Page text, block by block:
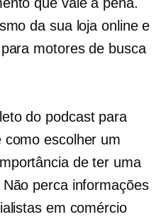
da sua loja online e
motores de busca
do podcast para
escolher um
de ter uma
perca informações
em comércio